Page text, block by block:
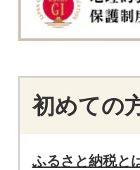
初めての
ふるさと納税と